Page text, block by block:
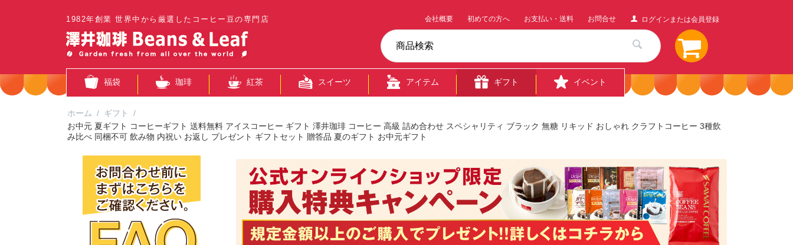
1982年創業 世界中から厳選したコーヒー豆の専門店 ログインまたは会員登録
会社概要 初めての方へ お支払い・送料 お問合せ
福袋 珈琲 紅茶 スイーツ アイテム ギフト イベント
ホーム / ギフト
/
お中元 夏ギフト コーヒーギフト 送料無料 アイスコーヒー ギフト 澤井珈琲 コーヒー 高級 詰め合わせ スペシャリティ ブラック 無糖 リキッド おしゃれ クラフトコーヒー 3種飲
み比べ 同梱不可 飲み物 内祝い お返し プレゼント ギフトセット 贈答品 夏のギフト お中元ギフト